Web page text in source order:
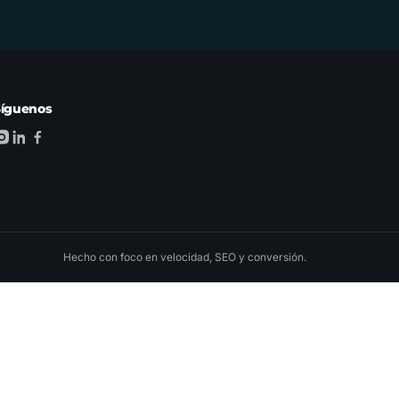
Hecho con foco en velocidad, SEO y conversión.